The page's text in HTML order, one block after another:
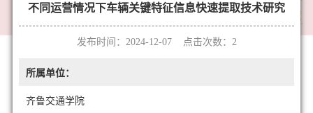
不同运营情况下车辆关键特征信息快速提取技术研究
发布时间：2024-12-07 点击次数： 2
所属单位：
齐鲁交通学院